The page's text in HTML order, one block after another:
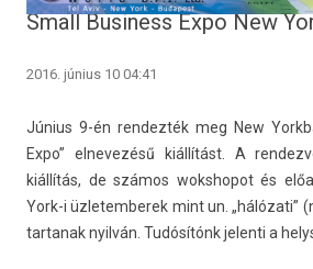
Small Business Expo New
2016. június 10 04:41
Június 9-én re­ndez­ték meg New
Expo” el­nevezésű kiállítást. A
kiállítás, de számos wokshopot és
York-i üzletem­berek mint un. „hálózati”
tar­tanak nyilván. Tudósítónk jelen­ti a